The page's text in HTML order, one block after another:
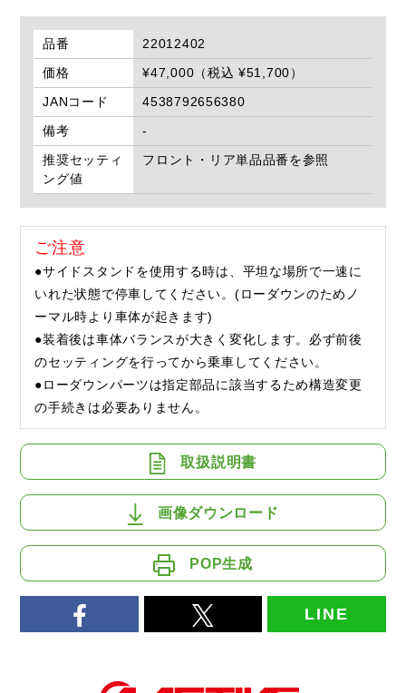
品番
22012402
価格
¥47,000（税込 ¥51,700）
JANコード
4538792656380
備考
-
推奨セッティ
ング値
フロント・リア単品品番を参照
ご注意
●サイドスタンドを使用する時は、平坦な場所で一速に
いれた状態で停車してください。(ローダウンのためノ
ーマル時より車体が起きます)
●装着後は車体バランスが大きく変化します。必ず前後
のセッティングを行ってから乗車してください。
●ローダウンパーツは指定部品に該当するため構造変更
の手続きは必要ありません。
取扱説明書
画像ダウンロード
POP生成
LINE